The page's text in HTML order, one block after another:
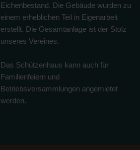
Eichenbestand. Die Gebäude wurden zu
einem erheblichen Teil in Eigenarbeit
erstellt. Die Gesamtanlage ist der Stolz
unseres Vereines.
Das Schützenhaus kann auch für
Familienfeiern und
Betriebsversammlungen angemietet
werden.